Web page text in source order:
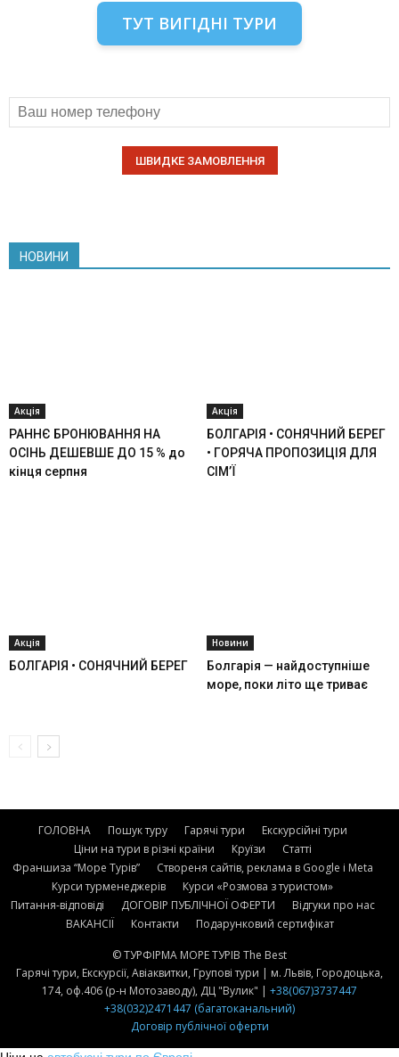
ТУТ ВИГІДНІ ТУРИ
НОВИНИ
Акція
РАННЄ БРОНЮВАННЯ НА
ОСІНЬ ДЕШЕВШЕ ДО 15 % до
кінця серпня
Акція
БОЛГАРІЯ • СОНЯЧНИЙ БЕРЕГ
• ГОРЯЧА ПРОПОЗИЦІЯ ДЛЯ
СІМ’Ї
Акція
БОЛГАРІЯ • СОНЯЧНИЙ БЕРЕГ
Новини
Болгарія — найдоступніше
море, поки літо ще триває
ГОЛОВНА Пошук туру Гарячі тури
Екскурсійні тури
Ціни на тури в різні країни
Круїзи
Статті
Франшиза “Море Турів”
Створеня сайтів, реклама в Google і Meta
Курси турменеджерів
Курси «Розмова з туристом»
Питання-відповіді
ДОГОВІР ПУБЛІЧНОЇ ОФЕРТИ
Відгуки про нас
ВАКАНСІЇ
Контакти Подарунковий сертифікат
© ТУРФІРМА МОРЕ ТУРІВ The Best
Гарячі тури, Екскурсії, Авіаквитки, Групові тури | м. Львів, Городоцька,
174, оф.406 (р-н Мотозаводу), ДЦ "Вулик" | +38(067)3737447
+38(032)2471447 (багатоканальний)
Договір публічної оферти